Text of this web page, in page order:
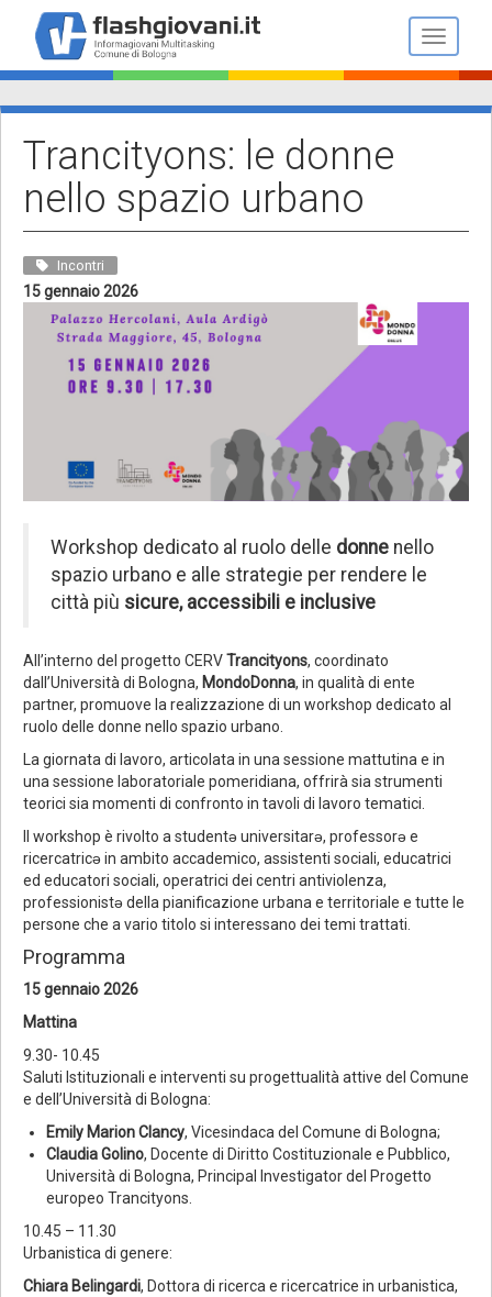
contenuto
principale
Toggle
Trancityons: le donne
nello spazio urbano
Incontri
15 gennaio 2026
Workshop dedicato al ruolo delle donne nello
spazio urbano e alle strategie per rendere le
città più sicure, accessibili e inclusive
All’interno del progetto CERVTrancityons, coordinato
dall’Università di Bologna, MondoDonna, in qualità di ente
partner, promuove la realizzazione di un workshop dedicato al
ruolo delle donne nello spazio urbano.
La giornata di lavoro, articolata in una sessione mattutina e in
una sessione laboratoriale pomeridiana, offrirà sia strumenti
teorici sia momenti di confronto in tavoli di lavoro tematici.
Il workshop è rivolto a studentǝ universitarǝ, professorǝ e
ricercatricǝ in ambito accademico, assistenti sociali, educatrici
ed educatori sociali, operatrici dei centri antiviolenza,
professionistǝ della pianificazione urbana e territoriale e tutte le
persone che a vario titolo si interessano dei temi trattati.
Programma
15 gennaio 2026
Mattina
9.30- 10.45
Saluti Istituzionali e interventi su progettualità attive del Comune
e dell’Università di Bologna:
Emily Marion Clancy, Vicesindaca del Comune di Bologna;
Claudia Golino, Docente di Diritto Costituzionale e Pubblico,
Università di Bologna, Principal Investigator del Progetto
europeo Trancityons.
10.45 – 11.30
Urbanistica di genere:
Chiara Belingardi, Dottora di ricerca e ricercatrice in urbanistica,